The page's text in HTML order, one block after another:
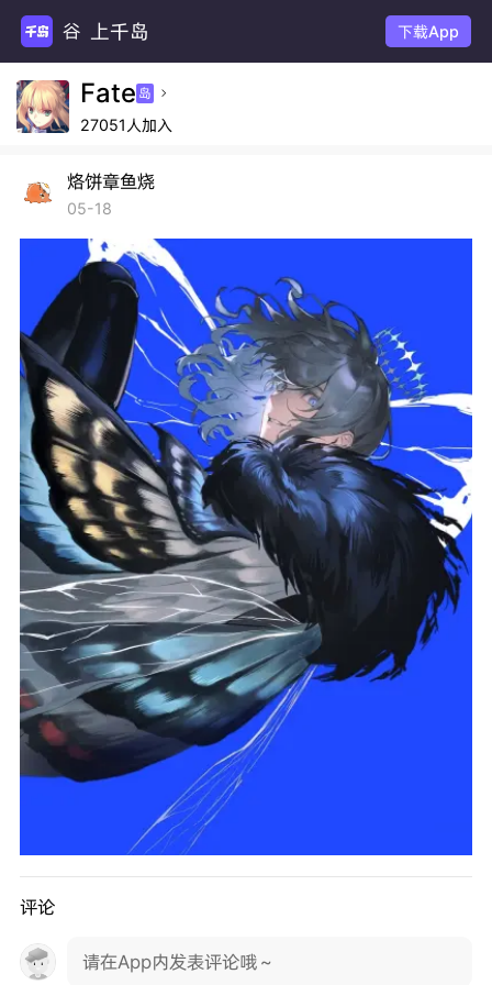
谷圈 上千岛 下载App
Fate 岛 
27051人加入
烙饼章鱼烧
05-18
评论
请在App内发表评论哦～